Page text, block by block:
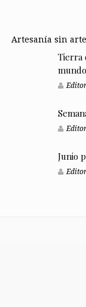
Artesanía sin
Tierra
mundo
Junio